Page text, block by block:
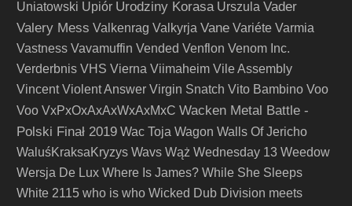
Uniatowski Upiór Urodziny Korasa Urszula Vader
Valery Mess Valkenrag Valkyrja Vane Variéte Varmia
Vastness Vavamuffin Vended Venflon Venom Inc.
Verderbnis VHS Vierna Viimaheim Vile Assembly
Vincent Violent Answer Virgin Snatch Vito Bambino Voo
Voo VxPxOxAxAxWxAxMxC Wacken Metal Battle -
Polski Finał 2019 Wac Toja Wagon Walls Of Jericho
WaluśKraksaKryzys Wavs Wąż Wednesday 13 Weedow
Wersja De Lux Where Is James? While She Sleeps
White 2115 who is who Wicked Dub Division meets